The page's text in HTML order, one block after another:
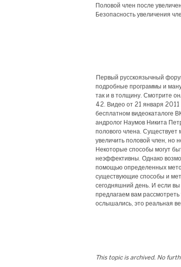
Половой член после
Безопасность увеличения
Первый русскоязычный
подробные программы и
так и в толщину. Смотрите
42. Видео от 21 января 2011
бесплатном видеокаталоге
андролог Наумов Никита
полового члена.
увеличить половой член, но
Некоторые способы могут
неэффективны. Однако
помощью определенных
существующие способы и
сегодняшний день. И если
предлагаем вам
ослышались, это реальная
This topic is archived. No